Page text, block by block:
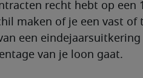
recht hebt op een
maken of je een vast
een
van je loon gaat.